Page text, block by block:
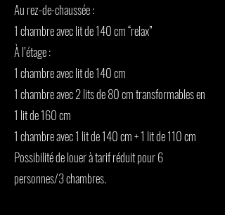
Au rez-de-chaussée :
1 chambre avec lit de 140 cm “relax”
À l’étage :
1 chambre avec lit de 140 cm
1 chambre avec 2 lits de 80 cm transformables en
1 lit de 160 cm
1 chambre avec 1 lit de 140 cm + 1 lit de 110 cm
Possibilité de louer à tarif réduit pour 6
personnes/3 chambres.